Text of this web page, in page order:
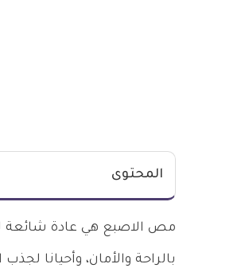
المحتوى
مص الاصبع هي عادة شائعة
بالراحة والأمان، وأحيانا